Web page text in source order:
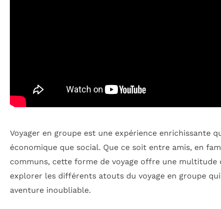
Voyager en groupe est une expérience enrichissante
économique que social. Que ce soit entre amis, en
communs, cette forme de voyage offre une
explorer les différents atouts du voyage en groupe
aventure inoubliable.